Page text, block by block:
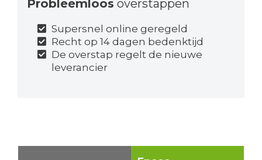
Probleemloos overstappen
Supersnel online geregeld
Recht op 14 dagen bedenktijd
De overstap regelt de nieuwe
leverancier